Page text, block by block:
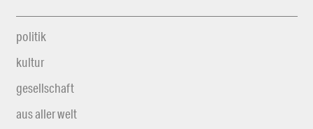
politik
kultur
gesellschaft
aus aller welt